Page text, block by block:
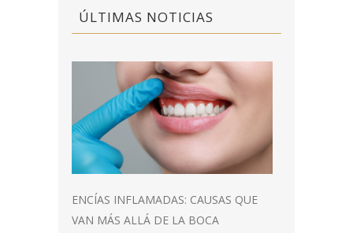
ÚLTIMAS NOTICIAS
ENCÍAS INFLAMADAS: CAUSAS QUE
VAN MÁS ALLÁ DE LA BOCA